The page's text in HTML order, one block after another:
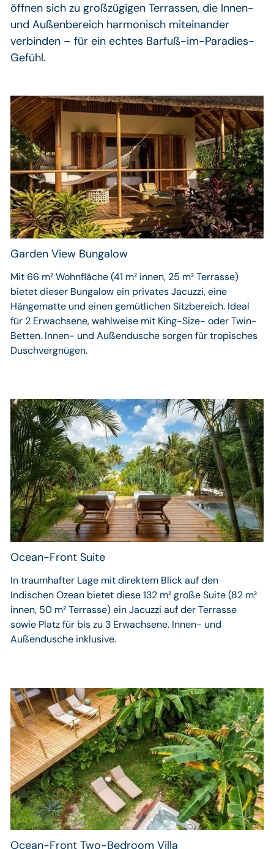
öffnen sich zu großzügigen Terrassen, die Innen-
und Außenbereich harmonisch miteinander
verbinden – für ein echtes Barfuß-im-Paradies-
Gefühl.
Garden View Bungalow
Mit 66 m² Wohnfläche (41 m² innen, 25 m² Terrasse)
bietet dieser Bungalow ein privates Jacuzzi, eine
Hängematte und einen gemütlichen Sitzbereich. Ideal
für 2 Erwachsene, wahlweise mit King-Size- oder Twin-
Betten. Innen- und Außendusche sorgen für tropisches
Duschvergnügen.
Ocean-Front Suite
In traumhafter Lage mit direktem Blick auf den
Indischen Ozean bietet diese 132 m² große Suite (82 m²
innen, 50 m² Terrasse) ein Jacuzzi auf der Terrasse
sowie Platz für bis zu 3 Erwachsene. Innen- und
Außendusche inklusive.
Ocean-Front Two-Bedroom Villa